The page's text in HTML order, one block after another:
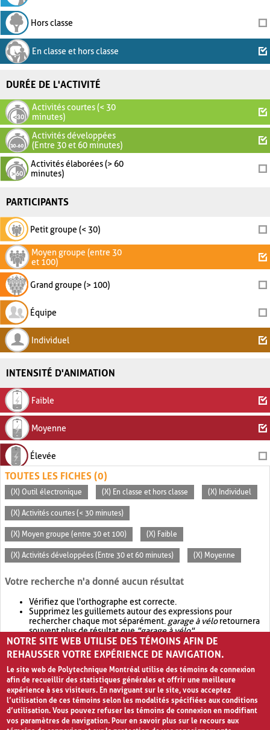
Hors classe
En classe et hors classe
DURÉE DE L'ACTIVITÉ
Activités courtes (< 30
minutes)
Activités développées
(Entre 30 et 60 minutes)
Activités élaborées (> 60
minutes)
PARTICIPANTS
Petit groupe (< 30)
Moyen groupe (entre 30
et 100)
Grand groupe (> 100)
Équipe
Individuel
INTENSITÉ D'ANIMATION
Faible
Moyenne
Élevée
TOUTES LES FICHES (0)
(X) Outil électronique (X) En classe et hors classe (X) Individuel
(X) Activités courtes (< 30 minutes)
(X) Moyen groupe (entre 30 et 100) (X) Faible
(X) Activités développées (Entre 30 et 60 minutes) (X) Moyenne
Votre recherche n'a donné aucun résultat
Vérifiez que l'orthographe est correcte.
Supprimez les guillemets autour des expressions pour
rechercher chaque mot séparément. garage à véloretournera
souvent plus de résultat que"garage à vélo".
Envisagez d'élargir votre recherche avec OR.garage OR vélo
retournera souvent plus de résultat quegarage à vélo
NOTRE SITE WEB UTILISE DES TÉMOINS AFIN DE
REHAUSSER VOTRE EXPÉRIENCE DE NAVIGATION.
Le site web de Polytechnique Montréal utilise des témoins de connexion
afin de recueillir des statistiques générales et offrir une meilleure
expérience à ses visiteurs. En naviguant sur le site, vous acceptez
l’utilisation de ces témoins selon les modalités spécifiées aux conditions
d’utilisation. Vous pouvez refuser les témoins de connexion en modifiant
vos paramètres de navigation. Pour en savoir plus sur le recours aux